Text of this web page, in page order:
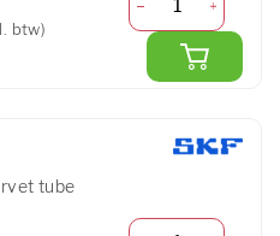
btw)
tube